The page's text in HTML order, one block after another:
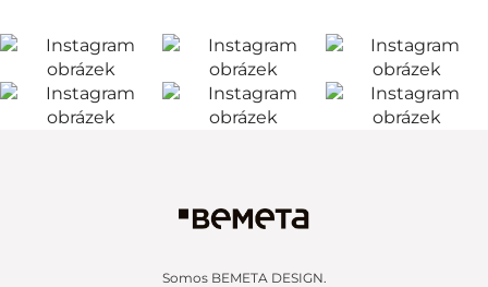
Somos BEMETA DESIGN.